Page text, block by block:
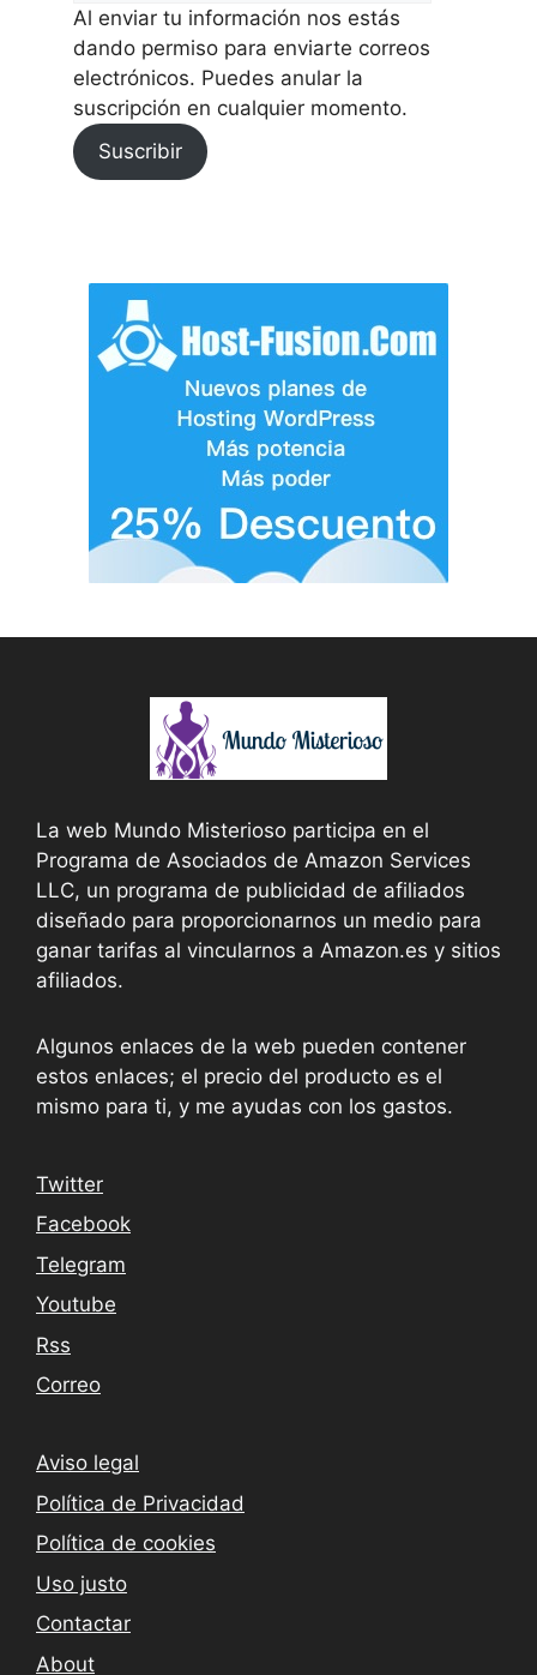
Al enviar tu información nos estás
dando permiso para enviarte correos
electrónicos. Puedes anular la
suscripción en cualquier momento.
Suscribir
La web Mundo Misterioso participa en el
Programa de Asociados de Amazon Services
LLC, un programa de publicidad de afiliados
diseñado para proporcionarnos un medio para
ganar tarifas al vincularnos a Amazon.es y sitios
afiliados.
Algunos enlaces de la web pueden contener
estos enlaces; el precio del producto es el
mismo para ti, y me ayudas con los gastos.
Twitter
Facebook
Telegram
Youtube
Rss
Correo
Aviso legal
Política de Privacidad
Política de cookies
Uso justo
Contactar
About